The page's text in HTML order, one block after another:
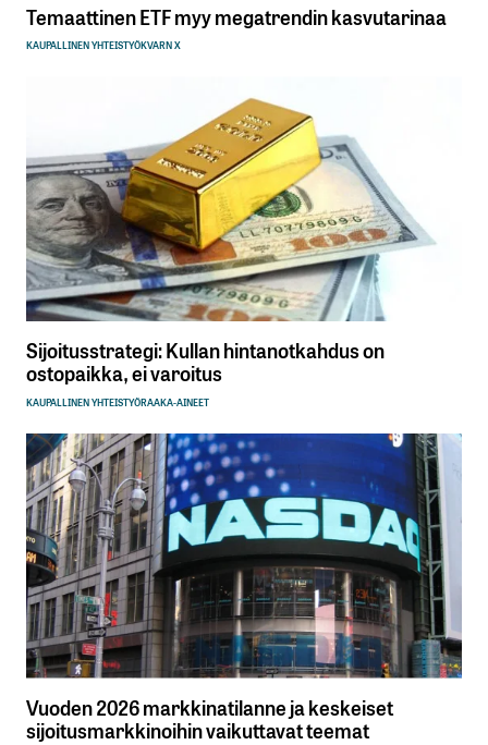
Temaattinen ETF myy megatrendin kasvutarinaa
KAUPALLINEN YHTEISTYÖKVARN X
Sijoitusstrategi: Kullan hintanotkahdus on
ostopaikka, ei varoitus
KAUPALLINEN YHTEISTYÖRAAKA-AINEET
Vuoden 2026 markkinatilanne ja keskeiset
sijoitusmarkkinoihin vaikuttavat teemat